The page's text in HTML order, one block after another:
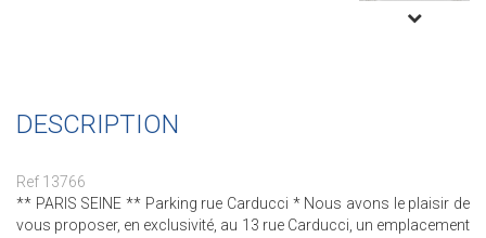
DESCRIPTION
Ref 13766
** PARIS SEINE ** Parking rue Carducci * Nous avons le plaisir de
vous proposer, en exclusivité, au 13 rue Carducci, un emplacement